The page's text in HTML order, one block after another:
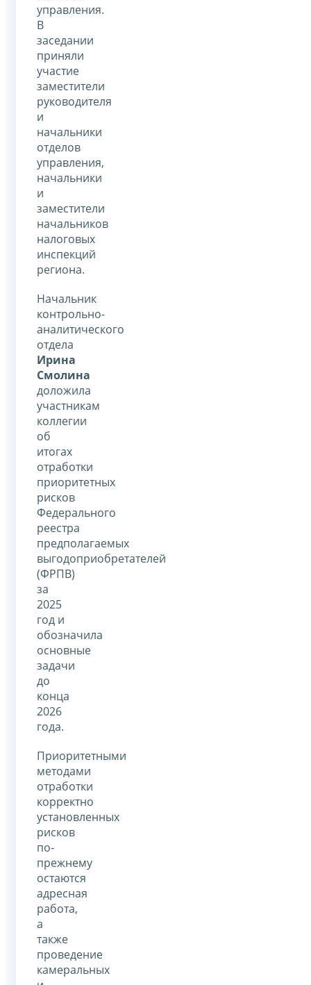
управления.
В
заседании
приняли
участие
заместители
руководителя
и
начальники
отделов
управления,
начальники
и
заместители
начальников
налоговых
инспекций
региона.
Начальник
контрольно-
аналитического
отдела
Ирина
Смолина
доложила
участникам
коллегии
об
итогах
отработки
приоритетных
рисков
Федерального
реестра
предполагаемых
выгодоприобретателей
(ФРПВ)
за
2025
год и
обозначила
основные
задачи
до
конца
2026
года.
Приоритетными
методами
отработки
корректно
установленных
рисков
по-
прежнему
остаются
адресная
работа,
а
также
проведение
камеральных